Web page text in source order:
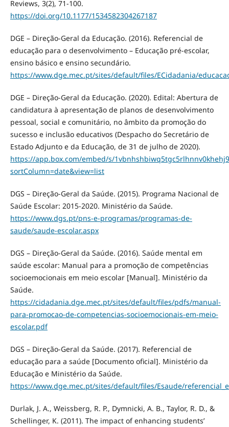
Reviews, 3(2), 71-100.
https://doi.org/10.1177/1534582304267187
DGE – Direção-Geral da Educação. (2016). Referencial de
educação para o desenvolvimento – Educação pré-escolar,
ensino básico e ensino secundário.
https://www.dge.mec.pt/sites/default/files/ECidadania/
DGE – Direção-Geral da Educação. (2020). Edital: Abertura de
candidatura à apresentação de planos de desenvolvimento
pessoal, social e comunitário, no âmbito da promoção do
sucesso e inclusão educativos (Despacho do Secretário de
Estado Adjunto e da Educação, de 31 de julho de 2020).
https://app.box.com/embed/s/
sortColumn=date&view=list
DGS – Direção-Geral da Saúde. (2015). Programa Nacional de
Saúde Escolar: 2015-2020. Ministério da Saúde.
https://www.dgs.pt/pns-e-programas/programas-de-
saude/saude-escolar.aspx
DGS – Direção-Geral da Saúde. (2016). Saúde mental em
saúde escolar: Manual para a promoção de competências
socioemocionais em meio escolar [Manual]. Ministério da
Saúde.
https://cidadania.dge.mec.pt/sites/default/files/pdfs/manual-
para-promocao-de-competencias-socioemocionais-em-meio-
escolar.pdf
DGS – Direção-Geral da Saúde. (2017). Referencial de
educação para a saúde [Documento oficial]. Ministério da
Educação e Ministério da Saúde.
https://www.dge.mec.pt/sites/default/files/Esaude/
Durlak, J. A., Weissberg, R. P., Dymnicki, A. B., Taylor, R. D., &
Schellinger, K. (2011). The impact of enhancing students’